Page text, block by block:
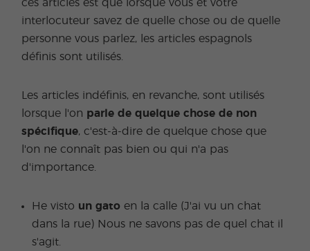
ces articles est que lorsque vous et votre
interlocuteur savez de quelle chose ou de quelle
personne vous parlez, les articles espagnols
définis sont utilisés.
Les articles indéfinis, en revanche, sont utilisés
lorsque l'on parle de quelque chose de non
spécifique, c'est-à-dire de quelque chose que
l'on ne connaît pas bien ou qui n'a pas
d'importance.
He visto un gato en la calle (J'ai vu un chat
dans la rue) Nous ne savons pas de quel chat il
s'agit.